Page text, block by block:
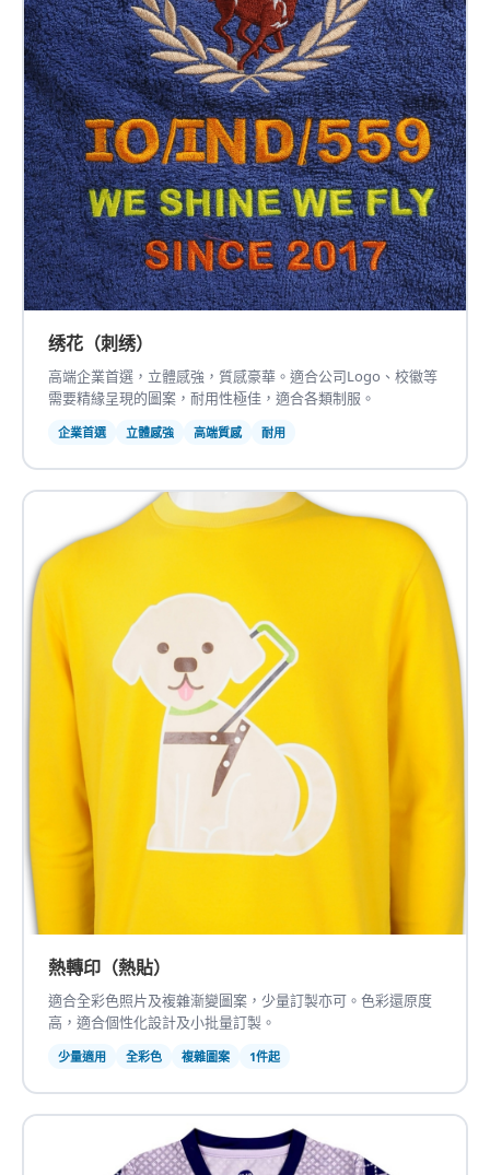
绣花（刺绣）
高端企業首選，立體感強，質感豪華。適合公司Logo、校徽等
需要精緣呈現的圖案，耐用性極佳，適合各類制服。
企業首選 立體感強 高端質感 耐用
熱轉印（熱貼）
適合全彩色照片及複雜漸變圖案，少量訂製亦可。色彩還原度
高，適合個性化設計及小批量訂製。
少量適用 全彩色 複雜圖案 1件起